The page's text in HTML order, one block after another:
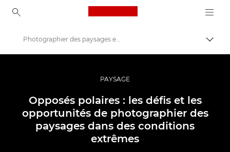
Canon Logo, back to
Vidéo et photographie professionnelles
Histoires
Photographier des paysages extrêmes
PAYSAGE
Opposés polaires : les défis et les
opportunités de photographier des
paysages dans des conditions
extrêmes